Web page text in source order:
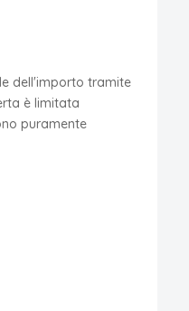
dell'importo tramite
è limitata
puramente